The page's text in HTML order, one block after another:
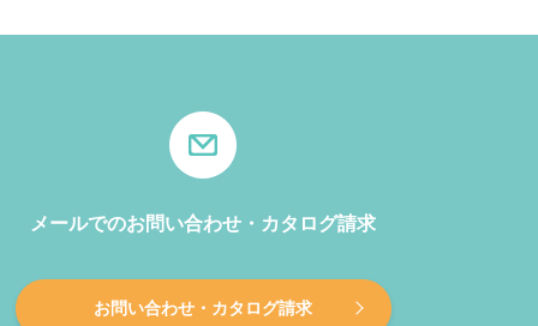
メールでのお問い合わせ・カタログ請求
お問い合わせ・カタログ請求